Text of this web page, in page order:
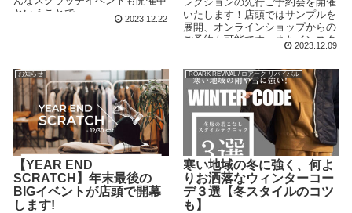
ということで・・...
2023.12.22
いたします！店頭ではサンプルを
展開、オンラインショップからの
ご予約も可能です。またインスタ
ライブから商品のご説明＆着用も
クしてください。
2023.12.09
お知らせ
【YEAR END
SCRATCH】年末最後の
BIGイベントが店頭で開幕
します!
ROARK REVIVAL / ロアーク リバイバル
寒い地域の冬に強く、何よ
りお洒落なウィンターコー
デ３選【冬スタイルのコツ
も】